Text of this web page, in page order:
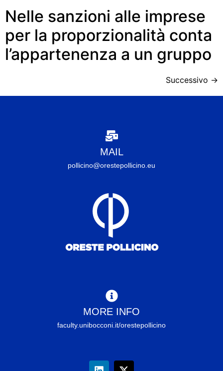
Nelle sanzioni alle imprese
per la proporzionalità conta
l’appartenenza a un gruppo
Successivo →
MAIL
pollicino@orestepollicino.eu
MORE INFO
faculty.unibocconi.it/orestepollicino